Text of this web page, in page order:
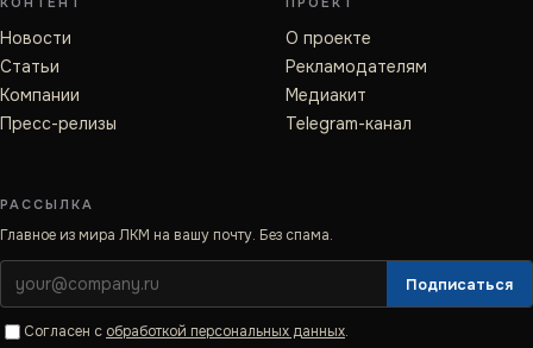
Новости
Статьи
Компании
Пресс-релизы
О проекте
Рекламодателям
Медиакит
Telegram-канал
РАССЫЛКА
Главное из мира ЛКМ на вашу почту. Без спама.
Подписаться
Согласен с обработкой персональных данных.